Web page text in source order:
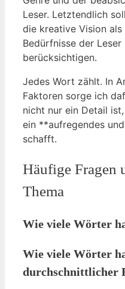
Leser. Letztendlich
die kreative Vision
Bedürfnisse der Leser
berücksichtigen.
Jedes Wort zählt. In
Faktoren sorge ich
nicht nur ein Detail
ein **aufregendes
schafft.
Häufige Fragen
Thema
Wie viele Wörter
Wie viele Wörter
durchschnittlicher